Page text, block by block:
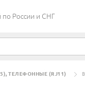
России и СНГ
ТЕЛЕФОННЫЕ (RJ11)